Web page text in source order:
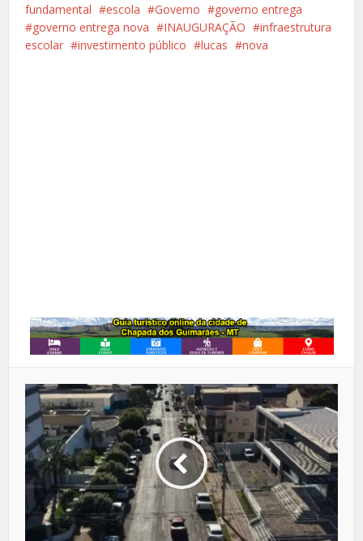
fundamental escola Governo
governo entrega
governo entrega nova
INAUGURAÇÃO
infraestrutura
escolar
investimento público lucas nova